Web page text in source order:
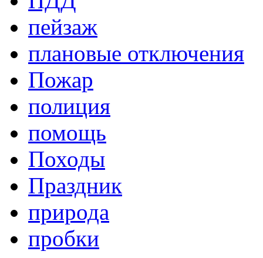
пейзаж
плановые отключения
Пожар
полиция
помощь
Походы
Праздник
природа
пробки